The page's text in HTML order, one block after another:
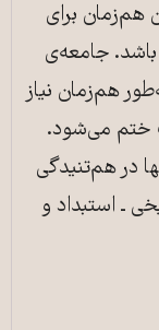
هم‌زمان برای
جامعه‌ی
هم‌زمان نیاز
ختم می‌شود.
در هم‌تنیدگی
ـ استبداد و